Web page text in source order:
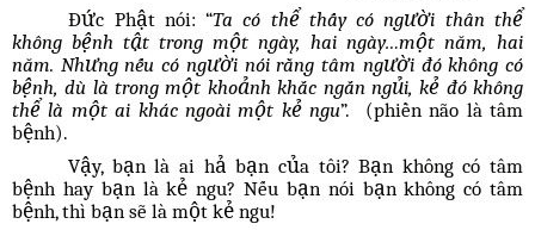
Đức Phật nói: “Ta có thể thấy có người thân thể
không bệnh tật trong một ngày, hai ngày…một năm, hai
năm. Nhưng nếu có người nói rằng tâm người đó không có
bệnh, dù là trong một khoảnh khắc ngắn ngủi, kẻ đó không
thể là một ai khác ngoài một kẻ ngu”. (phiền não là tâm
bệnh).
Vậy, bạn là ai hả bạn của tôi? Bạn không có tâm
bệnh hay bạn là kẻ ngu? Nếu bạn nói bạn không có tâm
bệnh, thì bạn sẽ là một kẻ ngu!